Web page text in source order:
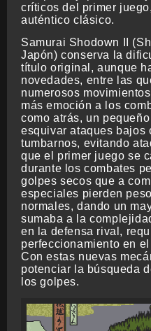
críticos del primer
auténtico clásico.
Samurai Shodown II
Japón) conserva la
título original, aunque
novedades, entre las
numerosos
más emoción a los
como atrás, un
esquivar ataques bajos
tumbarnos, evitando
que el primer juego se
durante los combates
golpes secos que a
especiales pierden
normales, dando un
sumaba a la
en la defensa rival,
perfeccionamiento en
Con estas nuevas
potenciar la búsqueda
los golpes.